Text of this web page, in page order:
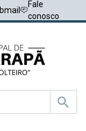
Fale
conosco